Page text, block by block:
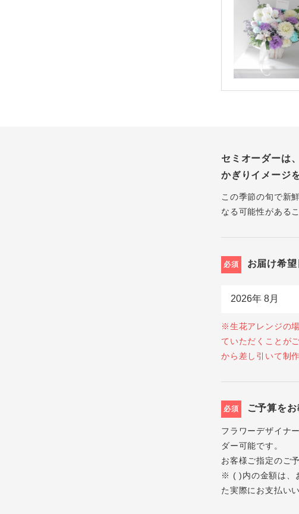
セミオーダーは
かぎりイメージ
この季節の旬で新
なる可能性がある
必須 お届け希望
※生花アレンジの
ていただくことが
から差し引いて制
必須 ご予算をお
フラワーデザイナ
ダー可能です。
お客様ご指定のご
※ ( )内の金額は、
た実際にお支払い